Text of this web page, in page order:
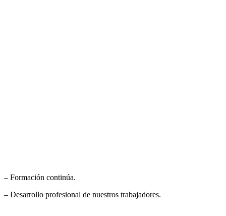
– Formación continúa.
– Desarrollo profesional de nuestros trabajadores.